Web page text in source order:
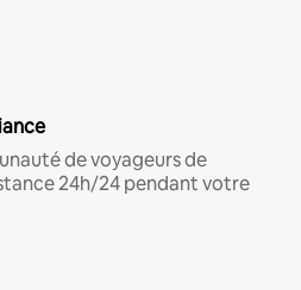
de voyageurs de
24h/24 pendant votre